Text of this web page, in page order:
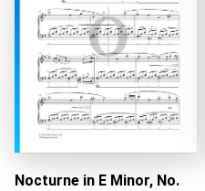
Nocturne in E Minor, No.